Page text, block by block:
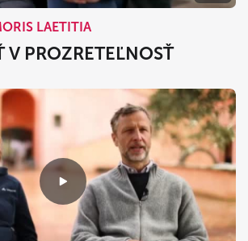
LAETITIA
V PROZRETEĽNOSŤ